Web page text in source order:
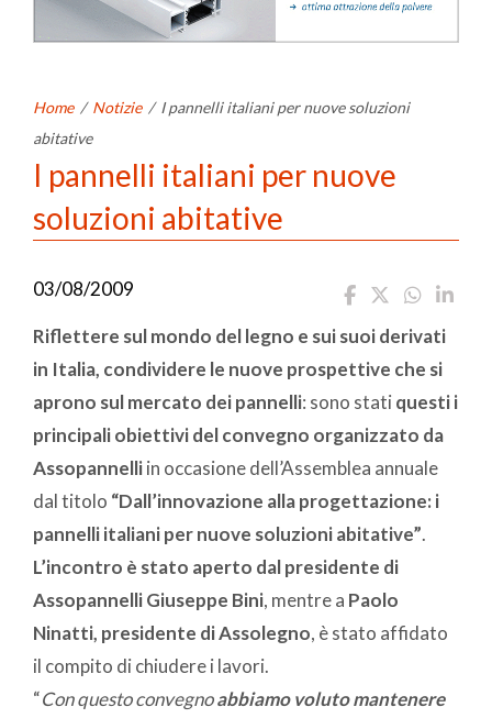
Home / Notizie / I pannelli italiani per nuove soluzioni
abitative
I pannelli italiani per nuove
soluzioni abitative
03/08/2009
Riflettere sul mondo del legno e sui suoi derivati
in Italia, condividere le nuove prospettive che si
aprono sul mercato dei pannelli: sono stati questi i
principali obiettivi del convegno organizzato da
Assopannelliin occasione dell’Assemblea annuale
dal titolo “Dall’innovazione alla progettazione: i
pannelli italiani per nuove soluzioni abitative”.
L’incontro è stato aperto dal presidente di
AssopannelliGiuseppe Bini, mentre a Paolo
Ninatti, presidente di Assolegno, è stato affidato
il compito di chiudere i lavori.
“Con questo convegnoabbiamo voluto mantenere